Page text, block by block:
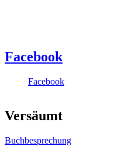
Facebook
Facebook
Versäumt
Buchbesprechung